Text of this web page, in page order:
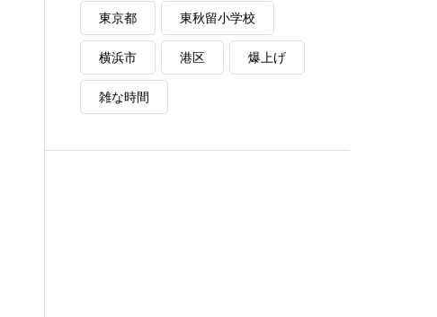
東京都 東秋留小学校
横浜市 港区 爆上げ
雑な時間